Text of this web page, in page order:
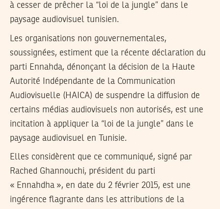
à cesser de prêcher la “loi de la jungle” dans le
paysage audiovisuel tunisien.
Les organisations non gouvernementales,
soussignées, estiment que la récente déclaration du
parti Ennahda, dénonçant la décision de la Haute
Autorité Indépendante de la Communication
Audiovisuelle (HAICA) de suspendre la diffusion de
certains médias audiovisuels non autorisés, est une
incitation à appliquer la “loi de la jungle” dans le
paysage audiovisuel en Tunisie.
Elles considèrent que ce communiqué, signé par
Rached Ghannouchi, président du parti
« Ennahdha », en date du 2 février 2015, est une
ingérence flagrante dans les attributions de la